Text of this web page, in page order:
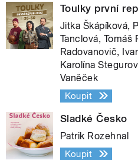
Toulky první
Jitka Škápíková,
Tanclová, Tomáš
Radovanovič,
Karolína
Vaněček
Koupit
Sladké Česko
Patrik Rozehnal
Koupit